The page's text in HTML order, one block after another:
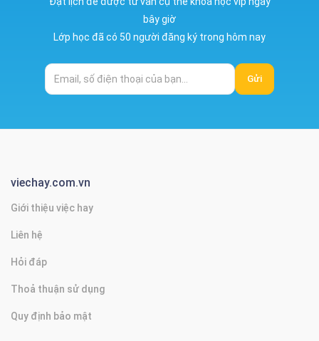
bây giờ
Lớp học đã có 50 người đăng ký trong hôm nay
Gửi
viechay.com.vn
Giới thiệu việc hay
Liên hệ
Hỏi đáp
Thoả thuận sử dụng
Quy định bảo mật